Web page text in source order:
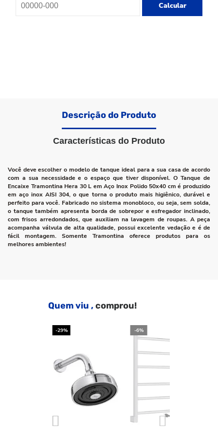
Calcular
Descrição do Produto
Características do Produto
Você deve escolher o modelo de tanque ideal para a sua casa de acordo
com a sua necessidade e o espaço que tiver disponível. O Tanque de
Encaixe Tramontina Hera 30 L em Aço Inox Polido 50x40 cm é produzido
em aço inox AISI 304, o que torna o produto mais higiênico, durável e
perfeito para você. Fabricado no sistema monobloco, ou seja, sem solda,
o tanque também apresenta borda de sobrepor e esfregador inclinado,
com frisos arredondados, que auxiliam na lavagem de roupas. A peça
acompanha válvula de alta qualidade, possui excelente vedação e é de
fácil montagem. Somente Tramontina oferece produtos para os
melhores ambientes!
Quem viu ,comprou!
-29% -6%